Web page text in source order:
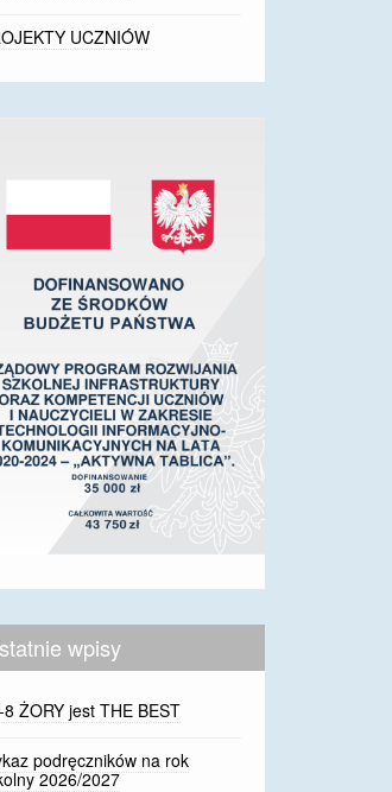
UCZNIÓW
wpisy
8 ŻORY jest THE BEST
podręczników na rok
2026/2027